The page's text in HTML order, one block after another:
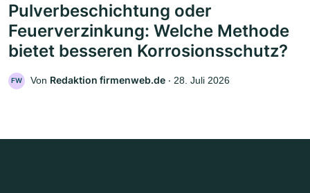
Pulverbeschichtung oder
Feuerverzinkung: Welche Methode
bietet besseren Korrosionsschutz?
FW Von Redaktion firmenweb.de ‧ 28. Juli 2026